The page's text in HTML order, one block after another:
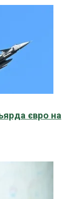
євро на